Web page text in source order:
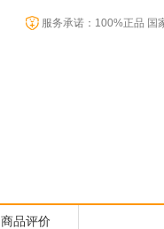
服务承诺：100%正品 国
商品评价